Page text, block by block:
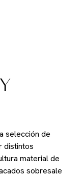
selección de
distintos
material de
sobresale